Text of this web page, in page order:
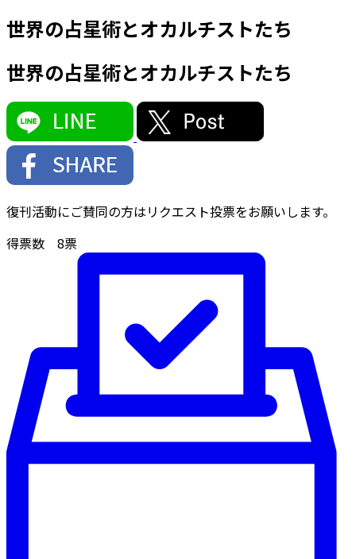
世界の占星術とオカルチストたち
世界の占星術とオカルチストたち
復刊活動にご賛同の方はリクエスト投票をお願いします。
得票数 8票